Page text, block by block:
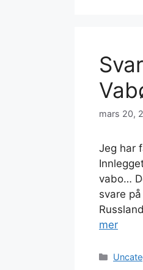
mars 20,
Jeg har
vabo…
svare
mer